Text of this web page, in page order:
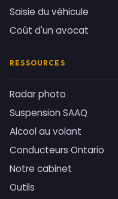
Saisie du véhicule
Coût d'un avocat
RESSOURCES
Radar photo
Suspension SAAQ
Alcool au volant
Conducteurs Ontario
Notre cabinet
Outils